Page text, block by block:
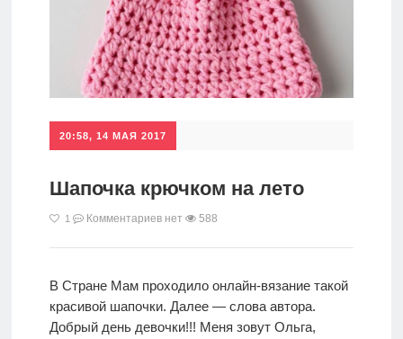
20:58, 14 МАЯ 2017
Шапочка крючком на лето
1 Комментариев нет 588
В Стране Мам проходило онлайн-вязание такой
красивой шапочки. Далее — слова автора.
Добрый день девочки!!! Меня зовут Ольга,